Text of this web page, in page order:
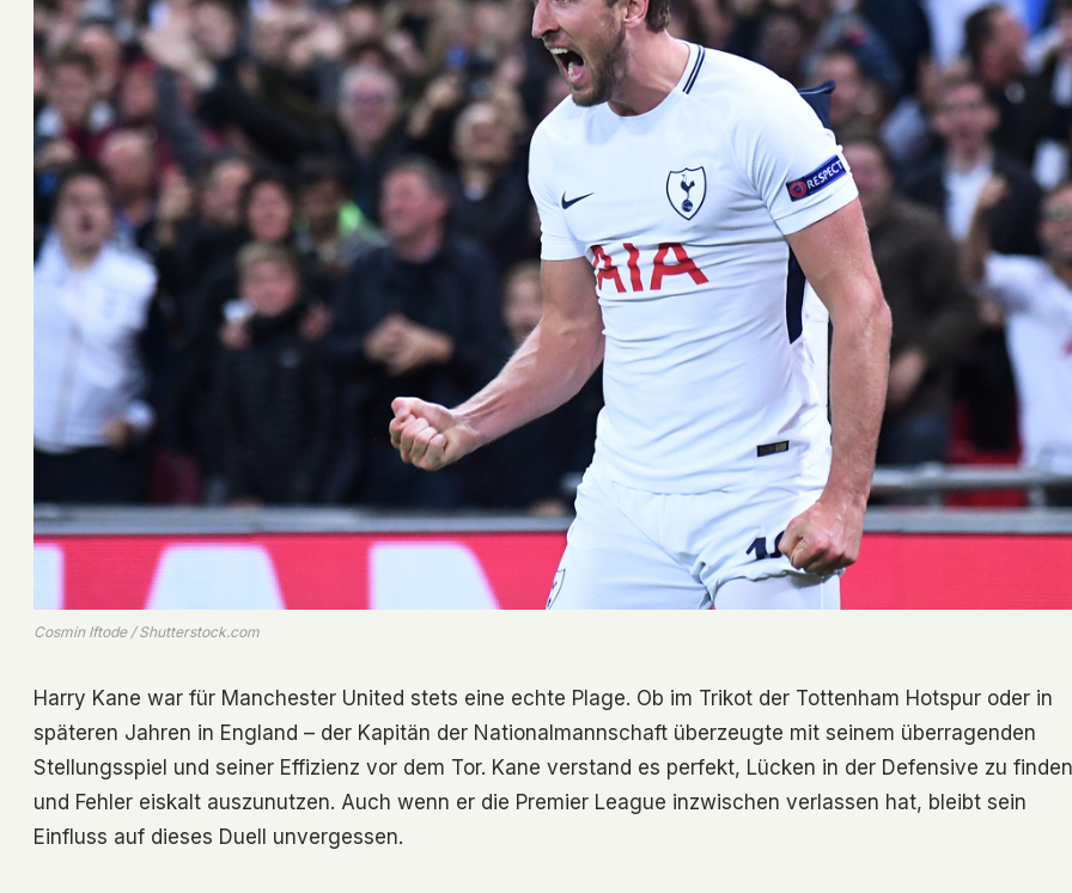
Cosmin Iftode / Shutterstock.com
Harry Kane war für Manchester United stets eine echte Plage. Ob im Trikot der Tottenham Hotspur oder in
späteren Jahren in England – der Kapitän der Nationalmannschaft überzeugte mit seinem überragenden
Stellungsspiel und seiner Effizienz vor dem Tor. Kane verstand es perfekt, Lücken in der Defensive zu finden
und Fehler eiskalt auszunutzen. Auch wenn er die Premier League inzwischen verlassen hat, bleibt sein
Einfluss auf dieses Duell unvergessen.